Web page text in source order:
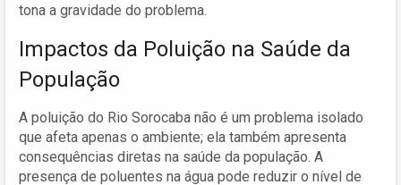
tona a gravidade do problema.
Impactos da Poluição na Saúde da
População
A poluição do Rio Sorocaba não é um problema isolado
que afeta apenas o ambiente; ela também apresenta
consequências diretas na saúde da população. A
presença de poluentes na água pode reduzir o nível de